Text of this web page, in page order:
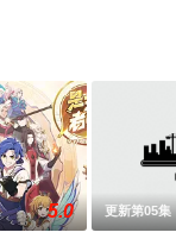
5.0 更新第05集